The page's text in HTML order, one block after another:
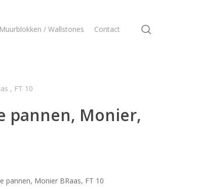
Muurblokken / Wallstones Contact
, FT 10
pannen, Monier,
pannen, Monier BRaas, FT 10